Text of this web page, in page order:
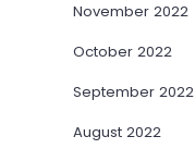
November 2022
October 2022
September 2022
August 2022